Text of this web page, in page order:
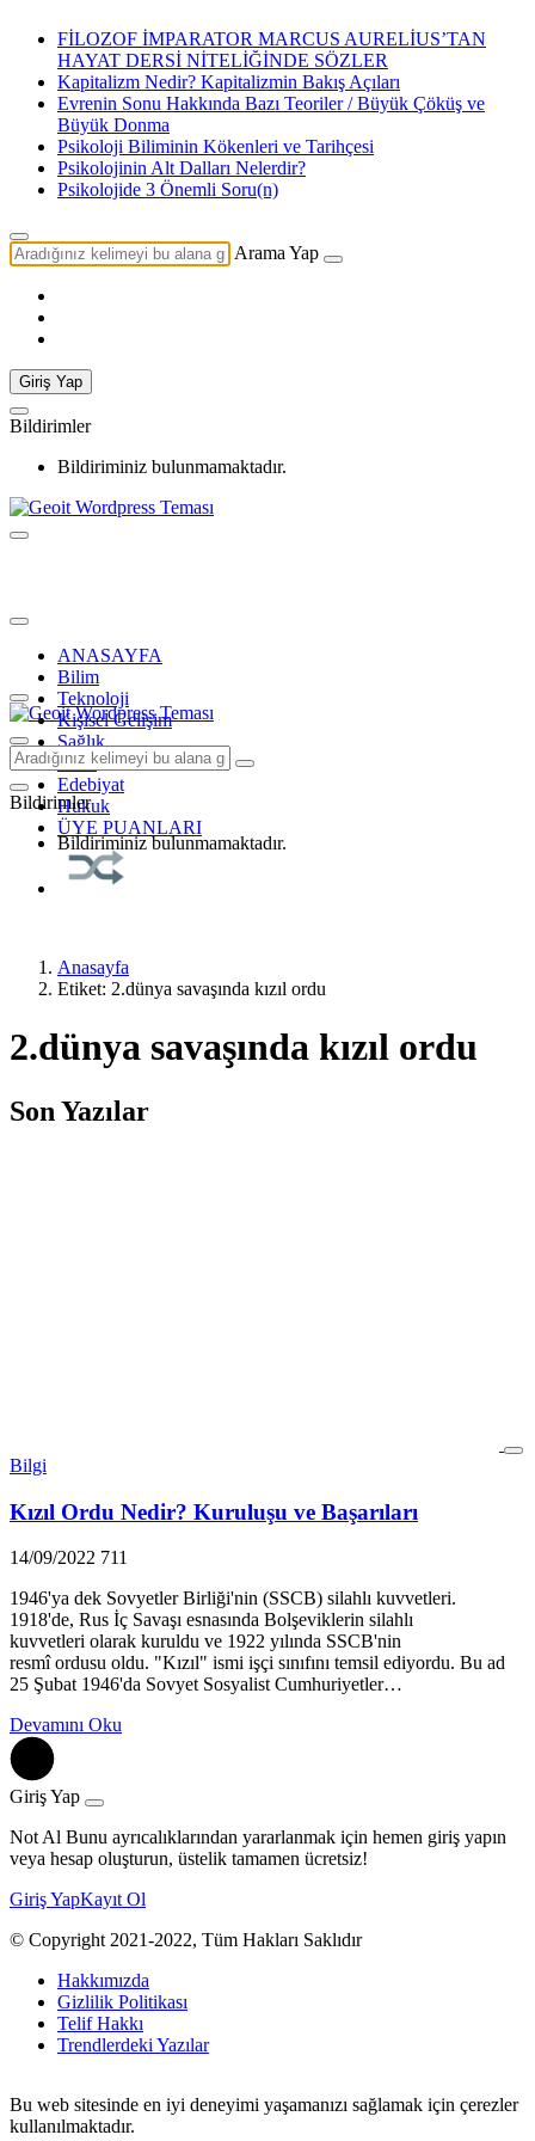
FİLOZOF İMPARATOR MARCUS AURELİUS’TAN
HAYAT DERSİ NİTELİĞİNDE SÖZLER
Kapitalizm Nedir? Kapitalizmin Bakış Açıları
Evrenin Sonu Hakkında Bazı Teoriler / Büyük Çöküş ve
Büyük Donma
Psikoloji Biliminin Kökenleri ve Tarihçesi
Psikolojinin Alt Dalları Nelerdir?
Psikolojide 3 Önemli Soru(n)
Arama Yap
Giriş Yap
Bildirimler
Bildiriminiz bulunmamaktadır.
ANASAYFA
Bilim
Teknoloji
Kişisel Gelişim
Sağlık
Tarih
Edebiyat
Hukuk
ÜYE PUANLARI
Bildirimler
Bildiriminiz bulunmamaktadır.
Anasayfa
Etiket: 2.dünya savaşında kızıl ordu
2.dünya savaşında kızıl ordu
Son Yazılar
Bilgi
Kızıl Ordu Nedir? Kuruluşu ve Başarıları
14/09/2022 711
1946'ya dek Sovyetler Birliği'nin (SSCB) silahlı kuvvetleri.
1918'de, Rus İç Savaşı esnasında Bolşeviklerin silahlı
kuvvetleri olarak kuruldu ve 1922 yılında SSCB'nin
resmî ordusu oldu. "Kızıl" ismi işçi sınıfını temsil ediyordu. Bu ad
25 Şubat 1946'da Sovyet Sosyalist Cumhuriyetler…
Devamını Oku
Giriş Yap
Not Al Bunu ayrıcalıklarından yararlanmak için hemen giriş yapın
veya hesap oluşturun, üstelik tamamen ücretsiz!
Giriş YapKayıt Ol
© Copyright 2021-2022, Tüm Hakları Saklıdır
Hakkımızda
Gizlilik Politikası
Telif Hakkı
Trendlerdeki Yazılar
Bu web sitesinde en iyi deneyimi yaşamanızı sağlamak için çerezler
kullanılmaktadır.